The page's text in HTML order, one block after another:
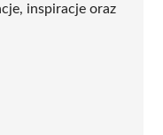
inspiracje oraz